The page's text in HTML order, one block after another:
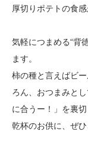
厚切りポテトの食
気軽につまめる“背
ます。
柿の種と言えばビ
ろん、おつまみと
に合うー！」を裏切
乾杯のお供に、ぜひ